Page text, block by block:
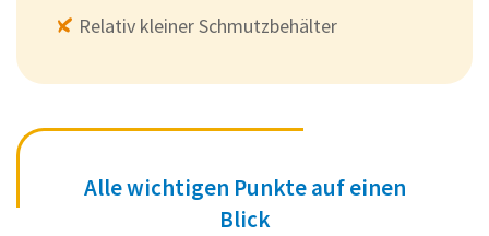
Relativ kleiner Schmutzbehälter
Alle wichtigen Punkte auf einen
Blick